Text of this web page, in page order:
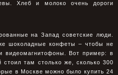
Хлеб и молоко очень дороги
на Запад советские люди.
шоколадные конфеты – чтобы не
видеомагнитофоны. Вот пример: в
там столько же, сколько 300
в Москве можно было купить 24